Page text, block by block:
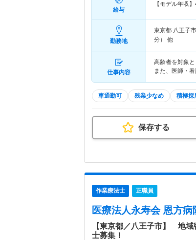
給与
【モデル年収】
勤務地
東京都 八王子市
分） 他
仕事内容
高齢者を対象
また、医師・
車通勤可 残業少なめ 積極採
保存する
作業療法士 正職員
医療法人永寿会 恩方病
【東京都／八王子市】 地
士募集！